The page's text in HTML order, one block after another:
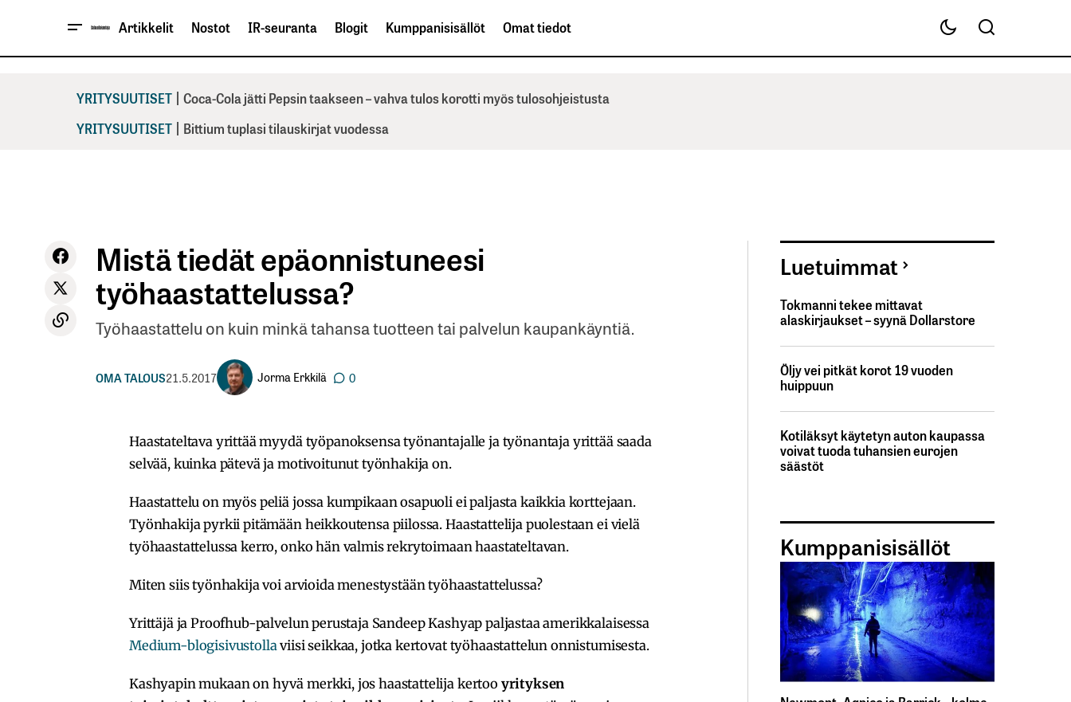
Artikkelit Nostot IR-seuranta Blogit Kumppanisisällöt Omat tiedot
YRITYSUUTISET | Coca-Cola jätti Pepsin taakseen – vahva tulos korotti myös tulosohjeistusta
YRITYSUUTISET | Bittium tuplasi tilauskirjat vuodessa
Mistä tiedät epäonnistuneesi
työhaastattelussa?
Työhaastattelu on kuin minkä tahansa tuotteen tai palvelun kaupankäyntiä.
OMA TALOUS21.5.2017 Jorma Erkkilä 0
Haastateltava yrittää myydä työpanoksensa työnantajalle ja työnantaja yrittää saada
selvää, kuinka pätevä ja motivoitunut työnhakija on.
Haastattelu on myös peliä jossa kumpikaan osapuoli ei paljasta kaikkia korttejaan.
Työnhakija pyrkii pitämään heikkoutensa piilossa. Haastattelija puolestaan ei vielä
työhaastattelussa kerro, onko hän valmis rekrytoimaan haastateltavan.
Miten siis työnhakija voi arvioida menestystään työhaastattelussa?
Yrittäjä ja Proofhub-palvelun perustaja Sandeep Kashyap paljastaa amerikkalaisessa
Medium-blogisivustolla viisi seikkaa, jotka kertovat työhaastattelun onnistumisesta.
Kashyapin mukaan on hyvä merkki, jos haastattelija kertoo yrityksen
Luetuimmat
Tokmanni tekee mittavat
alaskirjaukset – syynä Dollarstore
Öljy vei pitkät korot 19 vuoden
huippuun
Kotiläksyt käytetyn auton kaupassa
voivat tuoda tuhansien eurojen
säästöt
Kumppanisisällöt